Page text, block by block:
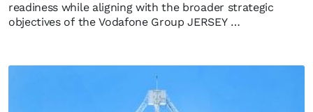
readiness while aligning with the broader strategic
objectives of the Vodafone Group JERSEY …